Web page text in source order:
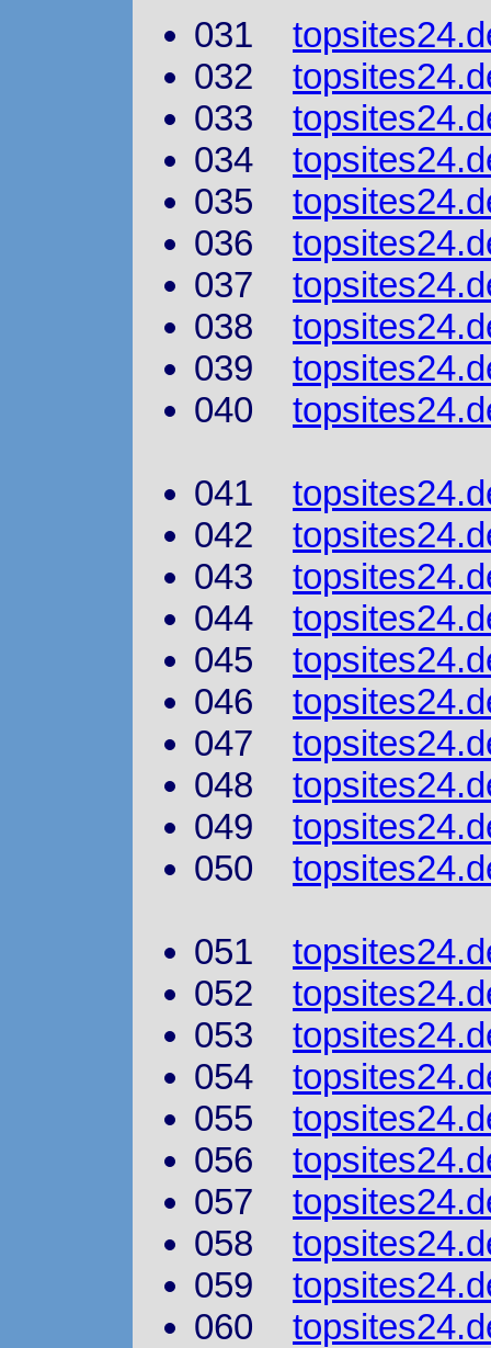
031
032
033
034
035
036
037
038
039
040
041
042
043
044
045
046
047
048
049
050
051
052
053
054
055
056
057
058
059
060